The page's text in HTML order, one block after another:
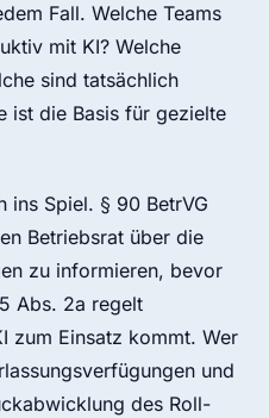
Fall. Welche Teams
mit KI? Welche
sind tatsächlich
ist die Basis für gezielte
ins Spiel. § 90 BetrVG
Betriebsrat über die
zu informieren, bevor
Abs. 2a regelt
zum Einsatz kommt. Wer
und
des Roll-